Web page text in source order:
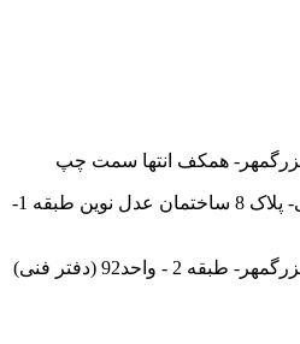
همکف انتها سمت چپ
خیابان رودباری- کوچه عظیمی- پلاک 8 ساختمان عدل نوین طبقه 1-
- واحد92 (دفتر فنی)